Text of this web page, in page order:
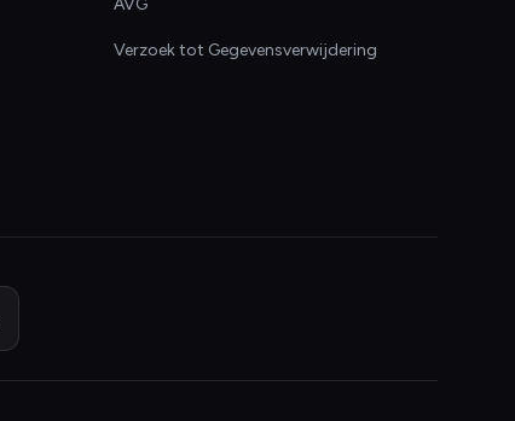
AVG
Verzoek tot Gegevensverwijdering